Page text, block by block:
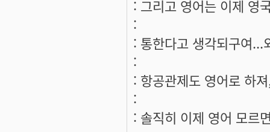
: 그리고 영어는 이제 영
:
: 통한다고 생각되구여...
:
: 항공관제도 영어로 하
:
: 솔직히 이제 영어 모르